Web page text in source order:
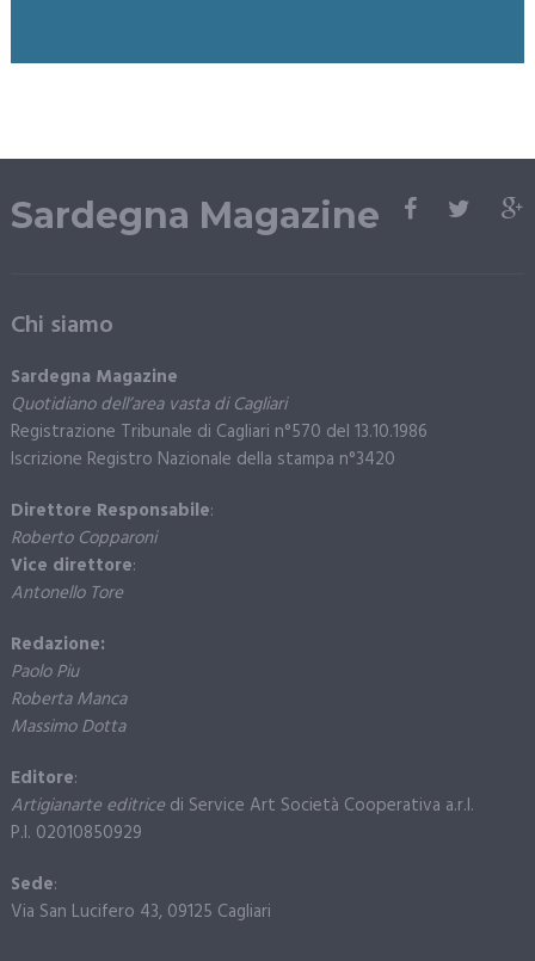
Sardegna Magazine
Chi siamo
Sardegna Magazine
Quotidiano dell’area vasta di Cagliari
Registrazione Tribunale di Cagliari n°570 del 13.10.1986
Iscrizione Registro Nazionale della stampa n°3420
Direttore Responsabile:
Roberto Copparoni
Vice direttore:
Antonello Tore
Redazione:
Paolo Piu
Roberta Manca
Massimo Dotta
Editore:
Artigianarte editricedi Service Art Società Cooperativa a.r.l.
P.I. 02010850929
Sede:
Via San Lucifero 43, 09125 Cagliari